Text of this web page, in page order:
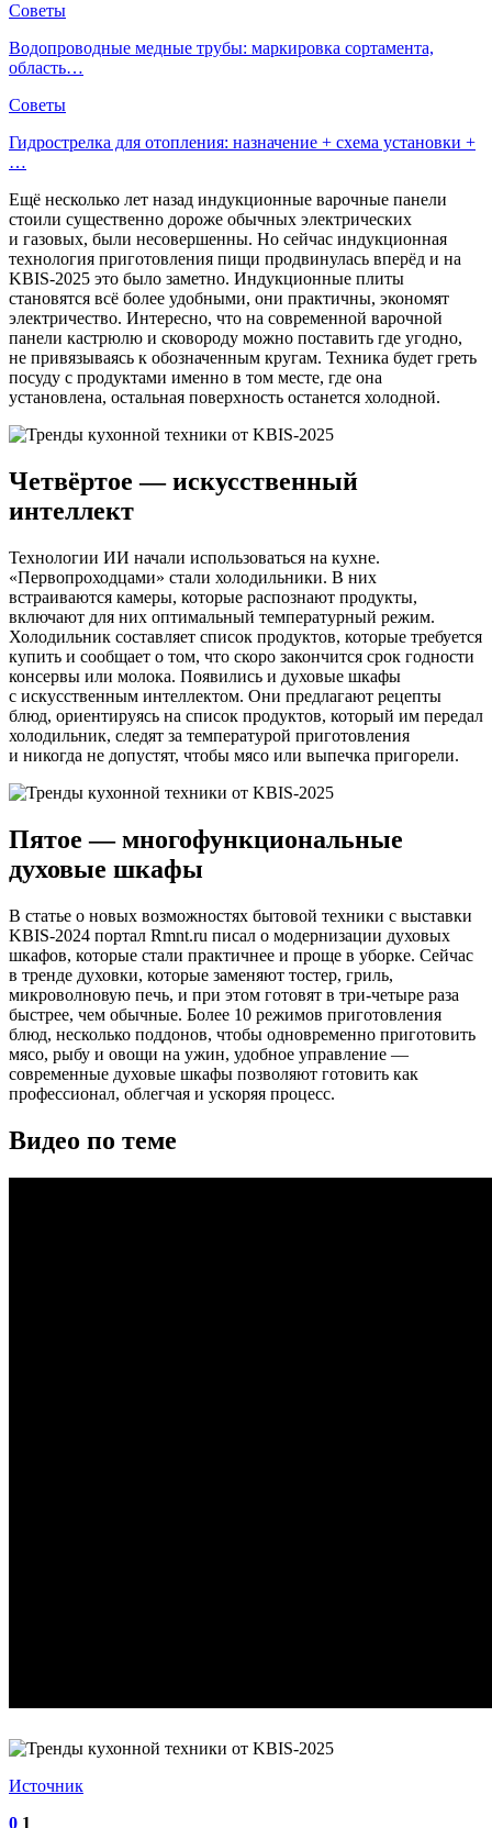
Советы
Водопроводные медные трубы: маркировка сортамента,
область…
Советы
Гидрострелка для отопления: назначение + схема установки +
…
Ещё несколько лет назад индукционные варочные панели
стоили существенно дороже обычных электрических
и газовых, были несовершенны. Но сейчас индукционная
технология приготовления пищи продвинулась вперёд и на
KBIS-2025 это было заметно. Индукционные плиты
становятся всё более удобными, они практичны, экономят
электричество. Интересно, что на современной варочной
панели кастрюлю и сковороду можно поставить где угодно,
не привязываясь к обозначенным кругам. Техника будет греть
посуду с продуктами именно в том месте, где она
установлена, остальная поверхность останется холодной.
Четвёртое — искусственный
интеллект
Технологии ИИ начали использоваться на кухне.
«Первопроходцами» стали холодильники. В них
встраиваются камеры, которые распознают продукты,
включают для них оптимальный температурный режим.
Холодильник составляет список продуктов, которые требуется
купить и сообщает о том, что скоро закончится срок годности
консервы или молока. Появились и духовые шкафы
с искусственным интеллектом. Они предлагают рецепты
блюд, ориентируясь на список продуктов, который им передал
холодильник, следят за температурой приготовления
и никогда не допустят, чтобы мясо или выпечка пригорели.
Пятое — многофункциональные
духовые шкафы
В статье о новых возможностях бытовой техники с выставки
KBIS-2024 портал Rmnt.ru писал о модернизации духовых
шкафов, которые стали практичнее и проще в уборке. Сейчас
в тренде духовки, которые заменяют тостер, гриль,
микроволновую печь, и при этом готовят в три-четыре раза
быстрее, чем обычные. Более 10 режимов приготовления
блюд, несколько поддонов, чтобы одновременно приготовить
мясо, рыбу и овощи на ужин, удобное управление —
современные духовые шкафы позволяют готовить как
профессионал, облегчая и ускоряя процесс.
Видео по теме
Источник
0 1